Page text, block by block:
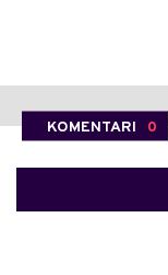
KOMENTARI 0